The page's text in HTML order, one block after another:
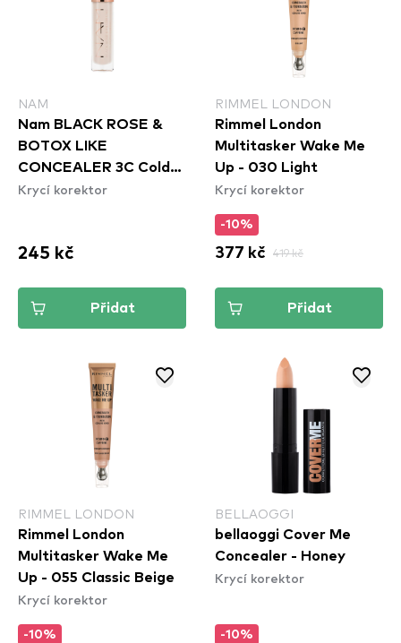
NAM
Nam BLACK ROSE &
BOTOX LIKE
CONCEALER 3C Cold
Nude
Krycí korektor
245 kč
Přidat
RIMMEL LONDON
Rimmel London
Multitasker Wake Me
Up - 030 Light
Krycí korektor
-10%
377 kč 419 kč
Přidat
RIMMEL LONDON
Rimmel London
Multitasker Wake Me
Up - 055 Classic Beige
Krycí korektor
-10%
BELLAOGGI
bellaoggi Cover Me
Concealer - Honey
Krycí korektor
-10%